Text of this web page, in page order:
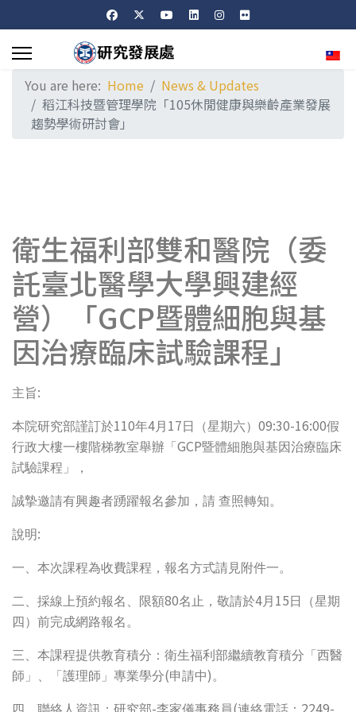
You are here: Home
News & Updates
稻江科技暨管理學院「105休閒健康與樂齡產業發展
趨勢學術研討會」
衛生福利部雙和醫院（委
託臺北醫學大學興建經
營）「GCP暨體細胞與基
因治療臨床試驗課程」
主旨:
本院研究部謹訂於110年4月 17 日（星期六） 09:30-16:00假
行政大樓一樓階梯教室舉辦「 GCP暨體細胞與基因治療臨床
試驗課程」，
誠摯邀請有興趣者踴躍報名參加，請 查照轉知。
說明:
一、本次課程為收費課程，報名方式請見附件一。
二、採線上預約報名、限額80名止，敬請於4月 15 日（星期
四）前完成網路報名。
三、本課程提供教育積分：衛生福利部繼續教育積分「西醫
師」、「護理師」專業學分(申請中) 。
四、聯絡人資訊：研究部-李家儀事務員(連絡電話： 2249-